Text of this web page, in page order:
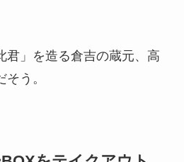
君」を造る倉吉の蔵元、高
う。